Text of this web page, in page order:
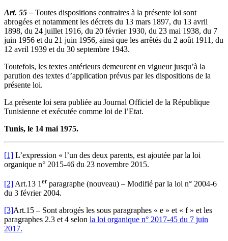
Art. 55 – Toutes dispositions contraires à la présente loi sont
abrogées et notamment les décrets du 13 mars 1897, du 13 avril
1898, du 24 juillet 1916, du 20 février 1930, du 23 mai 1938, du 7
juin 1956 et du 21 juin 1956, ainsi que les arrêtés du 2 août 1911, du
12 avril 1939 et du 30 septembre 1943.
Toutefois, les textes antérieurs demeurent en vigueur jusqu’à la
parution des textes d’application prévus par les dispositions de la
présente loi.
La présente loi sera publiée au Journal Officiel de la République
Tunisienne et exécutée comme loi de l’Etat.
Tunis, le 14 mai 1975.
[1] L’expression « l’un des deux parents, est ajoutée par la loi
organique n° 2015-46 du 23 novembre 2015.
[2] Art.13 1 erparagraphe (nouveau) – Modifié par la loi n° 2004-6
du 3 février 2004.
[3]Art.15 – Sont abrogés les sous paragraphes « e » et « f » et les
paragraphes 2.3 et 4 selon la loi organique n° 2017-45 du 7 juin
2017.